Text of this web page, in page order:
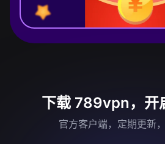
下载 789vpn，开
官方客户端，定期更新